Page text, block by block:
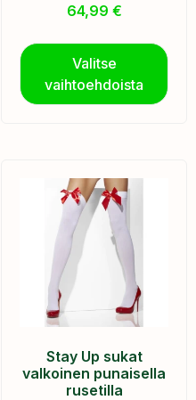
64,99 €
Valitse
vaihtoehdoista
Stay Up sukat
valkoinen punaisella
rusetilla